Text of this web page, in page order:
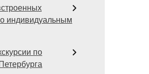
индивидуальным
по